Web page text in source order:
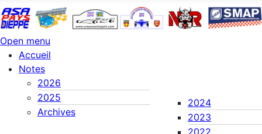
Open menu
Accueil
Notes
2026
2025
Archives
2024
2023
2022